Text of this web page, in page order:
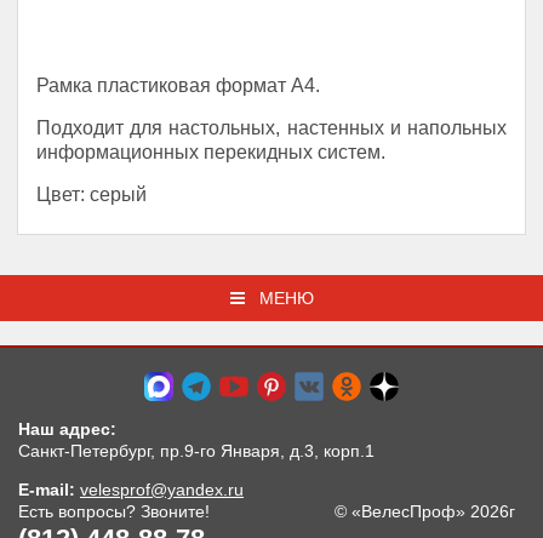
Рамка пластиковая формат А4.
Подходит для настольных, настенных и напольных
информационных перекидных систем.
Цвет: серый
МЕНЮ
Наш адрес:
Санкт-Петербург, пр.9-го Января, д.3, корп.1
E-mail: velesprof@yandex.ru
Есть вопросы? Звоните!
© «ВелесПроф» 2026г